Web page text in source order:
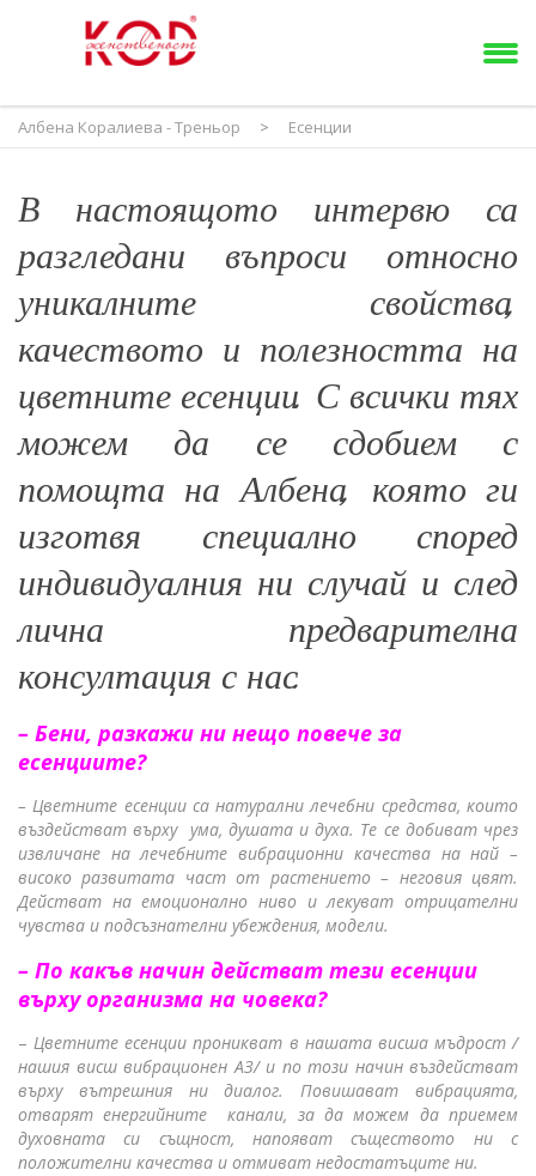
Албена Коралиева - Треньор > Есенции
В настоящото интервю са
разгледани въпроси относно
уникалните свойства,
качеството и полезността на
цветните есенции. С всички тях
можем да се сдобием с
помощта на Албена, която ги
изготвя специално според
индивидуалния ни случай и след
лична предварителна
консултация с нас.
– Бени, разкажи ни нещо повече за
есенциите?
–Цветните есенции са натурални лечебни средства, които
въздействат върху ума, душата и духа. Те се добиват чрез
извличане на лечебните вибрационни качества на най –
високо развитата част от растението – неговия цвят.
Действат на емоционално ниво и лекуват отрицателни
чувства и подсъзнателни убеждения, модели.
– По какъв начин действат тези есенции
върху организма на човека?
–Цветните есенции проникват в нашата висша мъдрост /
нашия висш вибрационен АЗ/ и по този начин въздействат
върху вътрешния ни диалог.Повишават вибрацията,
отварят енергийните канали, за да можем да приемем
духовната си същност, напояват съществото ни с
положителни качества и отмиват недостатъците ни.